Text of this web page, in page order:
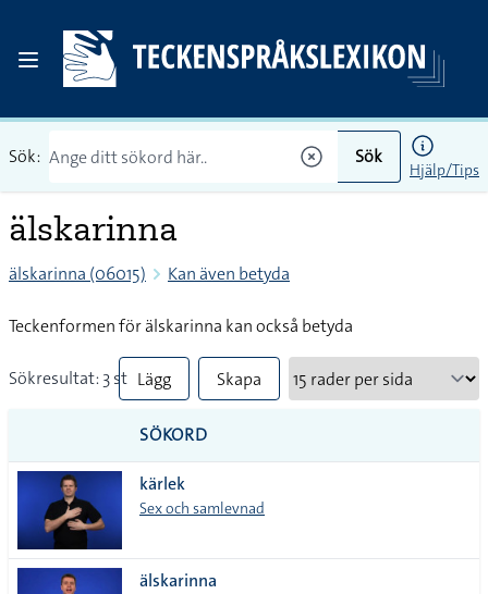
Sök: Sök
Hjälp/Tips
älskarinna
älskarinna (06015) Kan även betyda
Teckenformen för älskarinna kan också betyda
Sökresultat: 3 st Lägg
till
alla i
lista
Skapa
SÖKORD
kärlek
Sex och samlevnad
älskarinna